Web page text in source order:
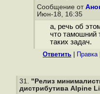
Сообщение от
Июн-18, 16:35
а, речь об
что тамошний
таких задач.
Ответить Правка|
31. "Релиз
дистрибутива Alpine